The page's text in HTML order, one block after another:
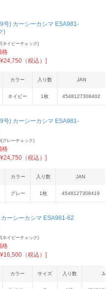
号) カーシーカシマ ESA981-
)
ネイビーチェック)
格
[¥24,750（税込）]
カラー 入り数 JAN
ネイビー 1枚 4548127308402
号) カーシーカシマ ESA981-
グレーチェック)
格
[¥24,750（税込）]
カラー 入り数 JAN
グレー 1枚 4548127308419
ーシーカシマ ESA981-62
ネイビーチェック)
格
[¥16,500（税込）]
カラー サイズ 入り数